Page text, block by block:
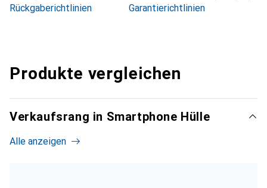
Rückgaberichtlinien
Garantierichtlinien
Produkte vergleichen
Verkaufsrang in Smartphone Hülle
Alle anzeigen